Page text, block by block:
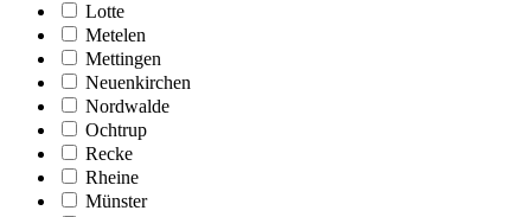
Lotte
Metelen
Mettingen
Neuenkirchen
Nordwalde
Ochtrup
Recke
Rheine
Münster